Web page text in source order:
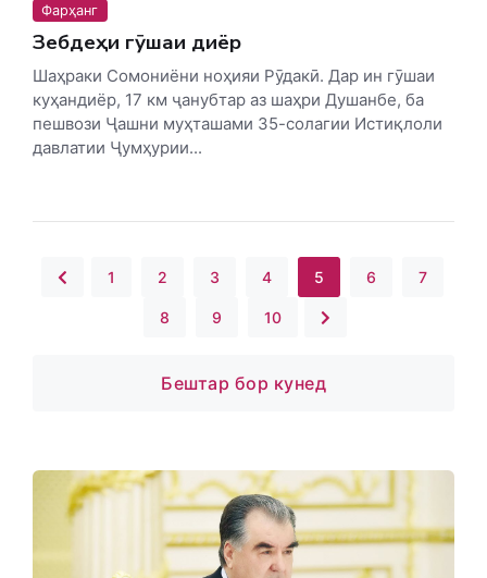
Фарҳанг
Зебдеҳи гӯшаи диёр
Шаҳраки Сомониёни ноҳияи Рӯдакӣ. Дар ин гӯшаи
куҳандиёр, 17 км ҷанубтар аз шаҳри Душанбе, ба
пешвози Ҷашни муҳташами 35-солагии Истиқлоли
давлатии Ҷумҳурии...
1 2 3 4 5 6 7
8 9 10
Бештар бор кунед